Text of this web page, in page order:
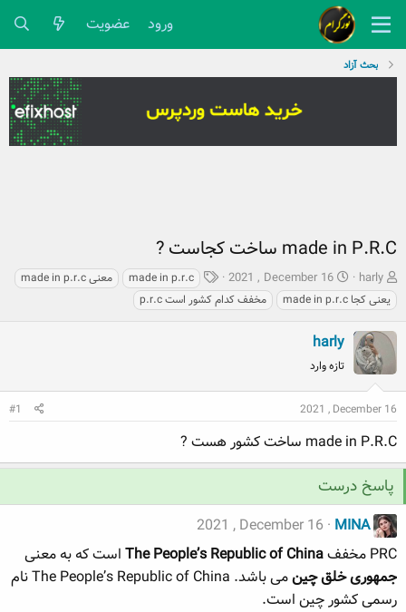
ورود عضویت
بحث آزاد
made in P.R.C ساخت کجاست ?
ش
ر
و
ع
ن
ن
د
م
و
ع
harly
ت
ا
ر
خ
ش
و
2021 , December 16
ب
ر
چ
made in p.r.c
made in p.r.c معنی
made in p.r.c یعنی کجا
p.r.c مخفف کدام کشور است
harly
تازه وارد
2021 , December 16
#1
made in P.R.C ساخت کشور هست ?
پاسخ درست
MINA
2021 , December 16
PRC مخفف
The People’s Republic of China است که به معنی
جمهوری خلق چین
می باشد. The People’s Republic of China نام
رسمی کشور چین است.